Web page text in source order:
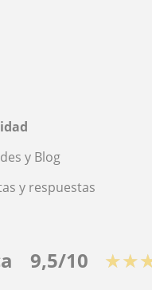
y Blog
y respuestas
9,5/10